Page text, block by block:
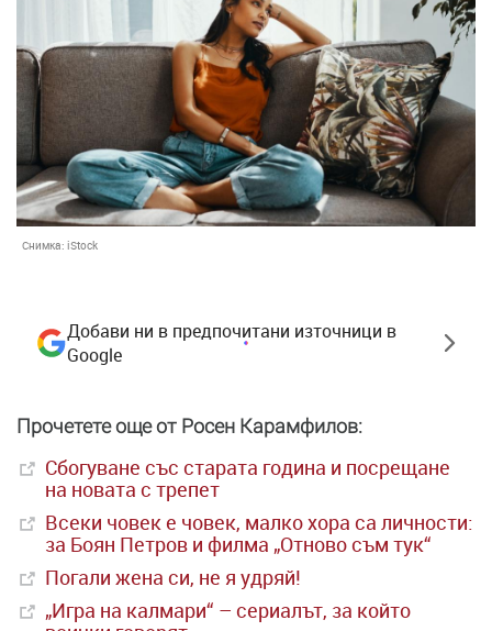
Снимка: iStock
Добави ни в предпочитани източници в
Google
Прочетете още от Росен Карамфилов:
Сбогуване със старата година и посрещане
на новата с трепет
Всеки човек е човек, малко хора са личности:
за Боян Петров и филма „Отново съм тук“
Погали жена си, не я удряй!
„Игра на калмари“ – сериалът, за който